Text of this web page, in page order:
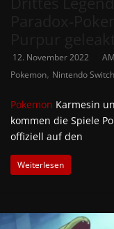
12. November 2022 AM
Pokemon, Nintendo Switch
Pokemon Karmesin
kommen die Spiele
offiziell auf den
Weiterlesen